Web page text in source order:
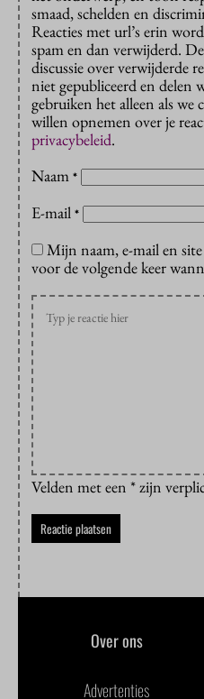
smaad, schelden en
Reacties met url’s erin
spam en dan verwijderd.
discussie over verwijderde
niet gepubliceerd en delen
gebruiken het alleen als we
willen opnemen over je
privacybeleid.
Naam *
E-mail *
Mijn naam, e-mail en
voor de volgende keer
Velden met een * zijn
Over ons
Advertenties